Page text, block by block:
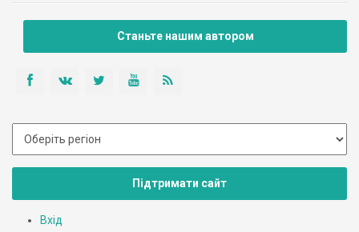
Станьте нашим автором
Підтримати сайт
Вхід